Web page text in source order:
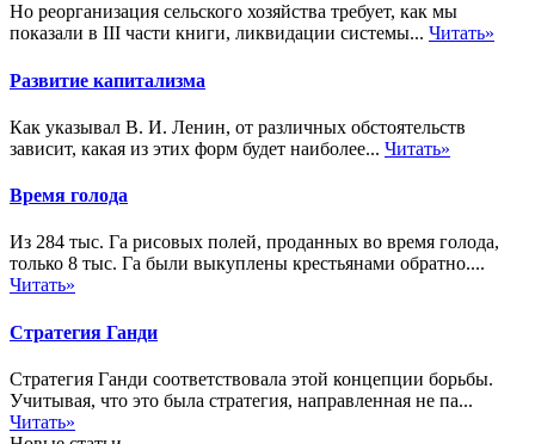
Но реорганизация сельского хозяйства требует, как мы
показали в III части книги, ликвидации системы... Читать»
Развитие капитализма
Как указывал В. И. Ленин, от различных обстоятельств
зависит, какая из этих форм будет наиболее... Читать»
Время голода
Из 284 тыс. Га рисовых полей, проданных во время голода,
только 8 тыс. Га были выкуплены крестьянами обратно....
Читать»
Стратегия Ганди
Стратегия Ганди соответствовала этой концепции борьбы.
Учитывая, что это была стратегия, направленная не па...
Читать»